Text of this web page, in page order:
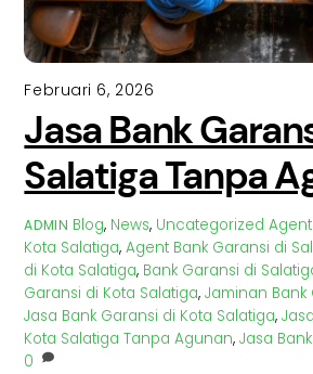
Februari 6, 2026
Jasa Bank
Salatiga Tanpa
ADMIN Blog, News, Uncategorized
Kota Salatiga,Agent Bank Garansi di
di Kota Salatiga, Bank Garansi di
Garansi di Kota Salatiga,Jaminan
Jasa Bank Garansi di Kota Salatiga,
Kota Salatiga Tanpa Agunan,Jasa
0